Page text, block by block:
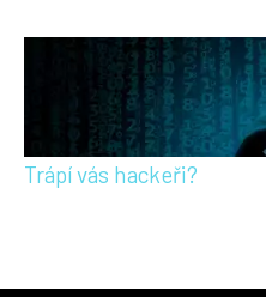
Trápí vás hackeři?